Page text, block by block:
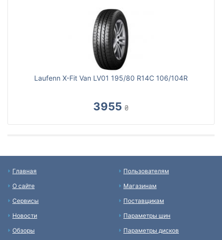
Laufenn X-Fit Van LV01 195/80 R14C 106/104R
3955 ₴
Главная
О сайте
Сервисы
Новости
Обзоры
Пользователям
Магазинам
Поставщикам
Параметры шин
Параметры дисков